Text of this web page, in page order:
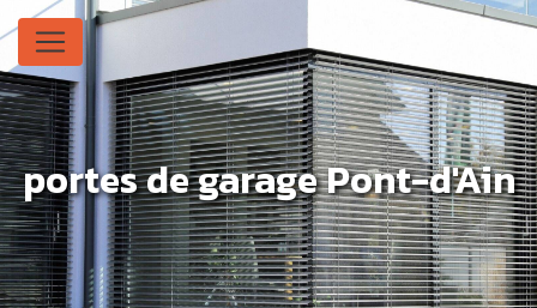
portes de garage Pont-d'Ain
Panneau de gestion des cookies